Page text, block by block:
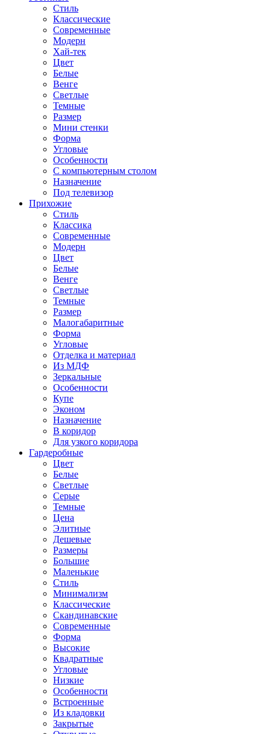
Стиль
Классические
Современные
Модерн
Хай-тек
Цвет
Белые
Венге
Светлые
Темные
Размер
Мини стенки
Форма
Угловые
Особенности
С компьютерным столом
Назначение
Под телевизор
Прихожие
Стиль
Классика
Современные
Модерн
Цвет
Белые
Венге
Светлые
Темные
Размер
Малогабаритные
Форма
Угловые
Отделка и материал
Из МДФ
Зеркальные
Особенности
Купе
Эконом
Назначение
В коридор
Для узкого коридора
Гардеробные
Цвет
Белые
Светлые
Серые
Темные
Цена
Элитные
Дешевые
Размеры
Большие
Маленькие
Стиль
Минимализм
Классические
Скандинавские
Современные
Форма
Высокие
Квадратные
Угловые
Низкие
Особенности
Встроенные
Из кладовки
Закрытые